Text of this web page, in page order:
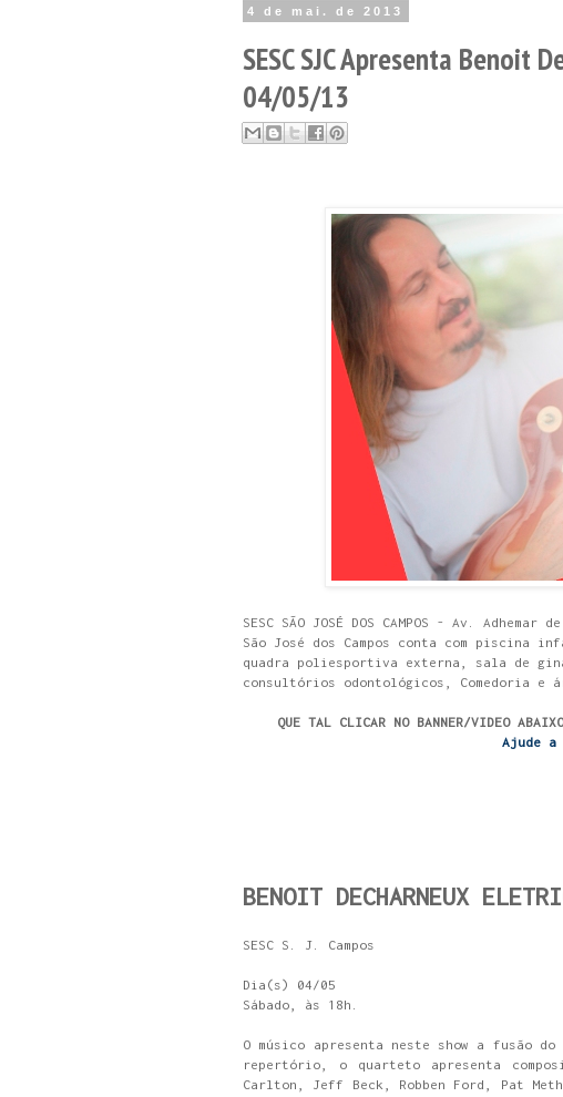
4 de mai. de 2013
SESC SJC Apresenta Benoit
04/05/13
SESC SÃO JOSÉ DOS CAMPOS - Av.
São José dos Campos conta com
quadra poliesportiva externa, sala de
consultórios odontológicos, Comedoria e
QUE TAL CLICAR NO BANNER/VIDEO
Ajude
BENOIT DECHARNEUX
SESC S. J. Campos
Dia(s) 04/05
Sábado, às 18h.
O músico apresenta neste show a fusão
repertório, o quarteto apresenta
Carlton, Jeff Beck, Robben Ford, Pat